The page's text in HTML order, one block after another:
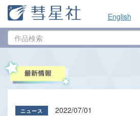
English
2022/07/01